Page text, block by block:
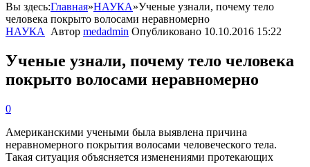
Вы здесь:Главная»НАУКА»Ученые узнали, почему тело
человека покрыто волосами неравномерно
НАУКА
Автор medadmin Опубликовано 10.10.2016 15:22
Ученые узнали, почему тело человека
покрыто волосами неравномерно
0
Американскими учеными была выявлена причина
неравномерного покрытия волосами человеческого тела.
Такая ситуация объясняется изменениями протекающих